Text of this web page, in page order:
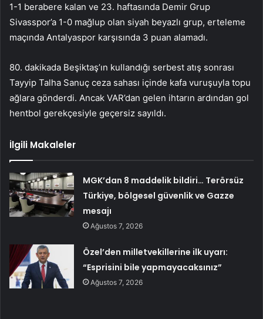
1-1 berabere kalan ve 23. haftasında Demir Grup
Sivasspor’a 1-0 mağlup olan siyah beyazlı grup, erteleme
maçında Antalyaspor karşısında 3 puan alamadı.
80. dakikada Beşiktaş’ın kullandığı serbest atış sonrası
Tayyip Talha Sanuç ceza sahası içinde kafa vuruşuyla topu
ağlara gönderdi. Ancak VAR’dan gelen ihtarın ardından gol
hentbol gerekçesiyle geçersiz sayıldı.
İlgili Makaleler
MGK’dan 8 maddelik bildiri… Terörsüz
Türkiye, bölgesel güvenlik ve Gazze
mesajı
Ağustos 7, 2026
Özel’den milletvekillerine ilk uyarı:
“Esprisini bile yapmayacaksınız”
Ağustos 7, 2026